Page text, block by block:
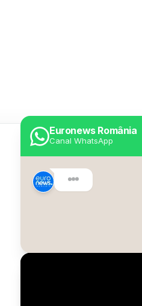
Euronews România
Canal WhatsApp
Despre Euronews